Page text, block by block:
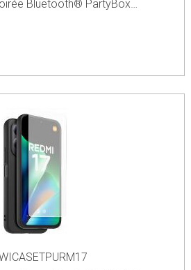
Bluetooth® PartyBox…